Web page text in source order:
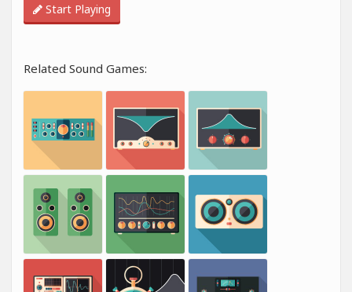
Start Playing
Related Sound Games: